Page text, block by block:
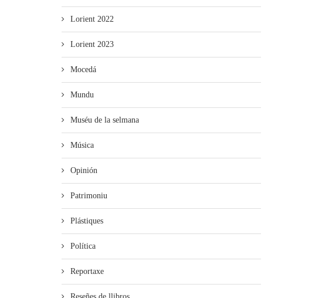
Lorient 2022
Lorient 2023
Mocedá
Mundu
Muséu de la selmana
Música
Opinión
Patrimoniu
Plástiques
Política
Reportaxe